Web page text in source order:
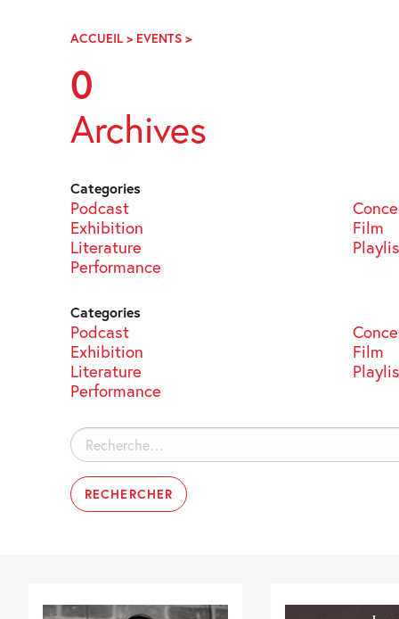
NavigationACCUEIL > EVENTS >PAGE
0
Archives
Categories
Podcast
Exhibition
Film
Literature
Performance
Categories
Podcast
Exhibition
Film
Literature
Performance
Rechercher :